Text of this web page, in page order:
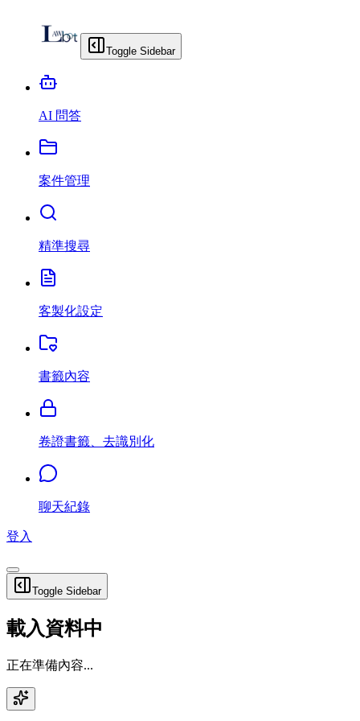
Toggle Sidebar
AI 問答
案件管理
精準搜尋
客製化設定
書籤內容
卷證書籤、去識別化
聊天紀錄
登入
Toggle Sidebar
載入資料中
正在準備內容...